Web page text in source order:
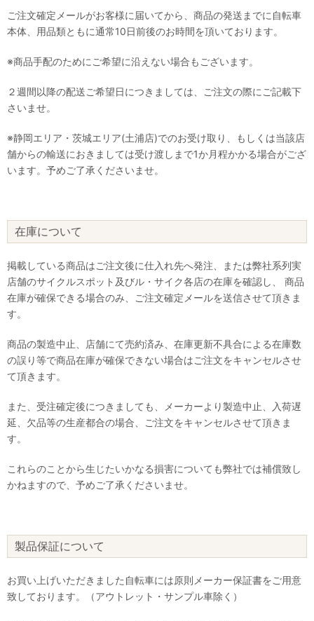
ご注文確定メールがお客様に届いてから、商品の発送までに自転車
本体、用品類ともに通常10日前後のお時間を頂いております。
※商品手配のためにご希望に沿えない場合もございます。
２週間以降の配送ご希望日につきましては、ご注文の際にご記載下
さいませ。
※静岡エリア・茨城エリア(土浦店)でのお受け取り、もしくは当該店
舗からの輸送におきましては受け渡しまで1か月程かかる場合がござ
います。予めご了承くださいませ。
在庫について
掲載している商品はご注文後に仕入れ先へ発注、または弊社系列実
店舗のサイクルスポット及びル・サイク各店の在庫を確認し、 商品
在庫が確保できる場合のみ、ご注文確定メールを送信させて頂きま
す。
商品の製造中止、店舗にて売約済み、在庫更新不具合による在庫数
の誤り等で商品在庫が確保できない場合はご注文をキャンセルさせ
て頂きます。
また、受注確定後につきましても、メーカーより製造中止、入荷遅
延、欠品等の生産都合の場合、ご注文をキャンセルさせて頂きま
す。
これらのことから生じたいかなる損害についても弊社では補償致し
かねますので、予めご了承くださいませ。
製品保証について
お買い上げいただきました自転車には原則メーカー保証書をご用意
致しております。（アウトレット・サンプル車除く）